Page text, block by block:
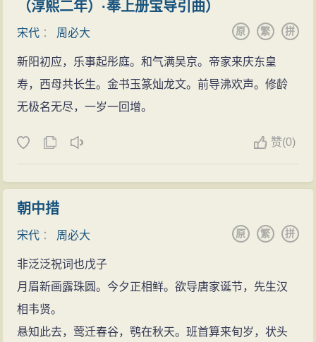
取议和时的旧礼，周必大一一上奏，请求端正敌国称
呼，金国为之气沮。
隆兴元年（1163年），周必大与金安节等上疏回驳
孝宗任命宠臣龙大渊、曾觌为知合门事，但孝宗仍重申
前令，周必大因此请求外出奉祠。
点福建刑狱。周必大在进宫回答孝宗询问时，希望孝宗
子上，藏于宫中，以备缓急之用。
乾道六年（1170年），任秘书少监兼权任直学士
院，并兼领史职。当时的制书草拟仿效汉宣帝时制度，
为郑闻起草、周必大定稿，最后由孝宗修改。周必大上
奏批评西汉诸臣，希望孝宗不可有轻视儒士的名声。孝
宗喜爱他论述精辟，知识广博，甚至希望与他日夜讨论
文章。
（淳熙二年）·奉上册宝导引曲）
宋代 ： 周必大 拼
繁
原
新阳初应，乐事起彤庭。和气满吴京。帝家来庆东皇
寿，西母共长生。金书玉篆灿龙文。前导沸欢声。修龄
无极名无尽，一岁一回增。
赞(0)
朝中措
宋代 ： 周必大 拼
繁
原
非泛泛祝词也戊子
月眉新画露珠圆。今夕正相鲜。欲导唐家诞节，先生汉
相韦贤。
悬知此去，莺迁春谷，鹗在秋天。班首算来旬岁，状头